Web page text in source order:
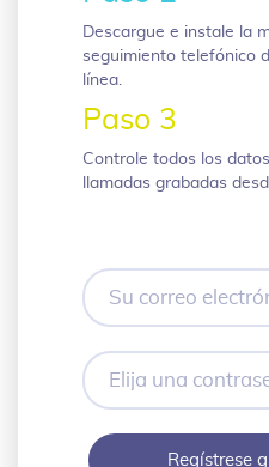
Descargue e instale la
seguimiento telefónico
línea.
Paso 3
Controle todos los
llamadas grabadas
Su
correo
electrónico
Elija
una
contraseña